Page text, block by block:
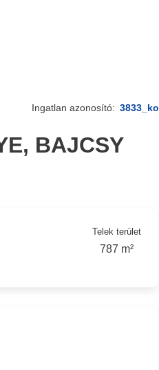
Ingatlan azonosító: 3833_ko
BAJCSY
Telek terület
787 m²